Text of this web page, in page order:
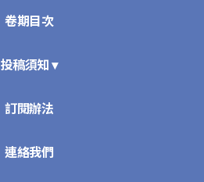
卷期目次
投稿須知 ▾
訂閱辦法
連絡我們